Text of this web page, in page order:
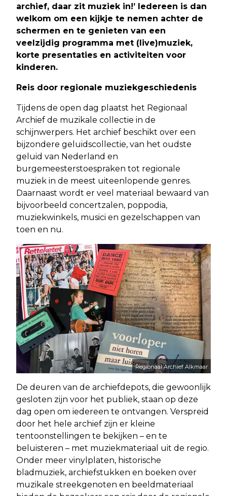
archief, daar zit muziek in!’ Iedereen is dan
welkom om een kijkje te nemen achter de
schermen en te genieten van een
veelzijdig programma met (live)muziek,
korte presentaties en activiteiten voor
kinderen.
Reis door regionale muziekgeschiedenis
Tijdens de open dag plaatst het Regionaal
Archief de muzikale collectie in de
schijnwerpers. Het archief beschikt over een
bijzondere geluidscollectie, van het oudste
geluid van Nederland en
burgemeesterstoespraken tot regionale
muziek in de meest uiteenlopende genres.
Daarnaast wordt er veel materiaal bewaard van
bijvoorbeeld concertzalen, poppodia,
muziekwinkels, musici en gezelschappen van
toen en nu.
Regionaal Archief Alkmaar
De deuren van de archiefdepots, die gewoonlijk
gesloten zijn voor het publiek, staan op deze
dag open om iedereen te ontvangen. Verspreid
door het hele archief zijn er kleine
tentoonstellingen te bekijken – en te
beluisteren – met muziekmateriaal uit de regio.
Onder meer vinylplaten, historische
bladmuziek, archiefstukken en boeken over
muzikale streekgenoten en beeldmateriaal